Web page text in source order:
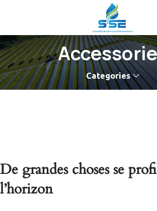
Categories
De grandes choses se
l’horizon